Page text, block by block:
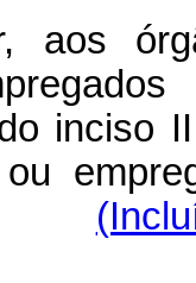
aos
inciso